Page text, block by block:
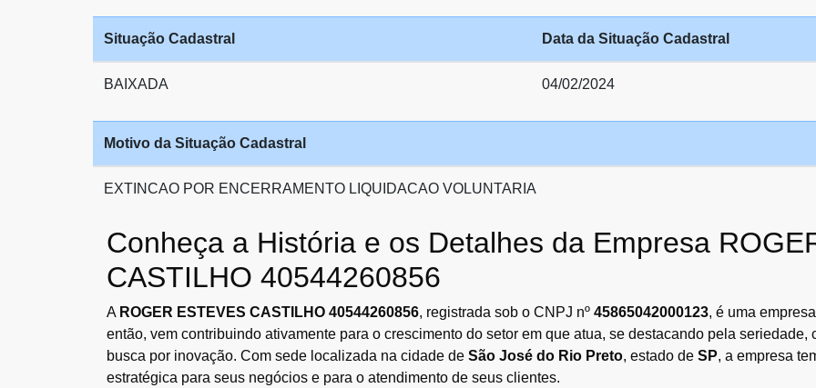
Situação Cadastral Data da Situação Cadastral
BAIXADA 04/02/2024
Motivo da Situação Cadastral
EXTINCAO POR ENCERRAMENTO LIQUIDACAO VOLUNTARIA
Conheça a História e os Detalhes da Empresa
CASTILHO 40544260856
A ROGER ESTEVES CASTILHO 40544260856, registrada sob o CNPJ nº 45865042000123, é uma
então, vem contribuindo ativamente para o crescimento do setor em que atua, se destacando pela
busca por inovação. Com sede localizada na cidade de São José do Rio Preto, estado de SP, a empresa
estratégica para seus negócios e para o atendimento de seus clientes.